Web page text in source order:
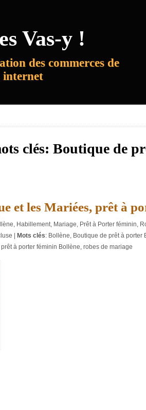
Vas-y !
des commerces de
internet
clés: Boutique de
et les Mariées, prêt à
, Habillement, Mariage, Prêt à Porter féminin,
Mots clés: Bollène, Boutique de prêt à porter
prêt à porter féminin Bollène, robes de mariage